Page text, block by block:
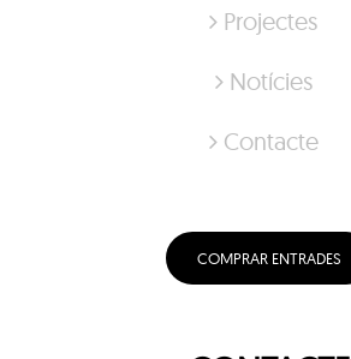
Projectes
Notícies
Contacte
COMPRAR ENTRADES